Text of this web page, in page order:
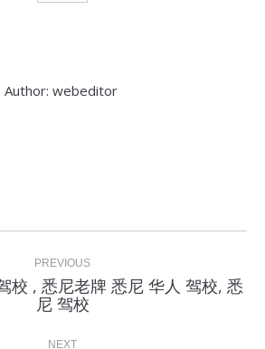
Author: webeditor
PREVIOUS
Previous
post:
校 , 悉尼老牌 悉尼 华人 驾校, 悉
尼 驾校
NEXT